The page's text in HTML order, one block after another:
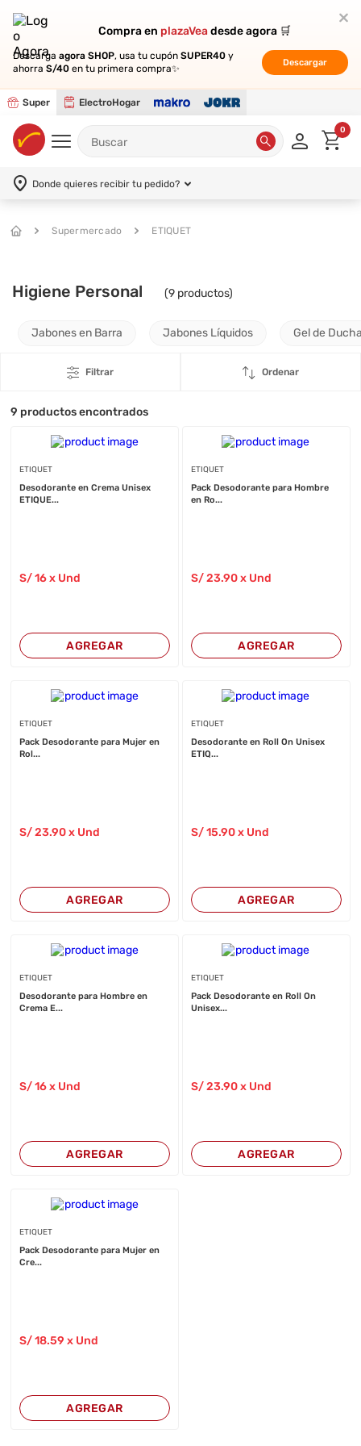
Compra en plazaVeadesde agora 🛒
Descarga agora SHOP, usa tu cupón SUPER40 y
ahorra S/40 en tu primera compra✨
Descargar
Super ElectroHogar
Compra en plazaVeadesde agora 🛒
Descarga agora SHOP, usa tu cupón SUPER40 y
ahorra S/40 en tu primera compra✨
Descargar
0
Donde quieres recibir tu pedido?
Supermercado ETIQUET
Higiene Personal (9 productos)
Jabones en Barra Jabones Líquidos Gel de
Filtrar Ordenar
9 productos encontrados
ETIQUET
Desodorante en Crema Unisex
ETIQUE...
S/16 x Und
AGREGAR
ETIQUET
Pack Desodorante para Hombre
en Ro...
S/23.90x Und
AGREGAR
ETIQUET
Pack Desodorante para Mujer en
Rol...
S/23.90 x Und
AGREGAR
ETIQUET
Desodorante en Roll On Unisex
ETIQ...
S/15.90x Und
AGREGAR
ETIQUET
Desodorante para Hombre en
Crema E...
S/16 x Und
AGREGAR
ETIQUET
Pack Desodorante en Roll On
Unisex...
S/23.90x Und
AGREGAR
ETIQUET
Pack Desodorante para Mujer en
Cre...
S/18.59 x Und
AGREGAR